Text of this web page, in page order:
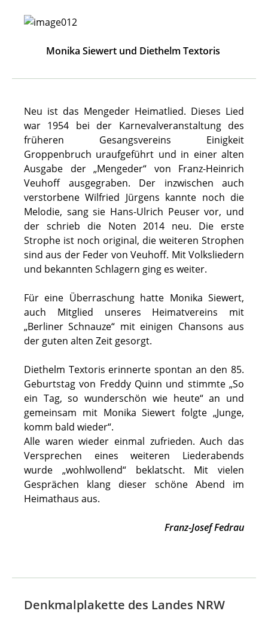
Monika Siewert und Diethelm Textoris
Neu ist das Mengeder Heimatlied. Dieses Lied
war 1954 bei der Karnevalveranstaltung des
früheren Gesangsvereins Einigkeit
Groppenbruch uraufgeführt und in einer alten
Ausgabe der „Mengeder“ von Franz-Heinrich
Veuhoff ausgegraben. Der inzwischen auch
verstorbene Wilfried Jürgens kannte noch die
Melodie, sang sie Hans-Ulrich Peuser vor, und
der schrieb die Noten 2014 neu. Die erste
Strophe ist noch original, die weiteren Strophen
sind aus der Feder von Veuhoff. Mit Volksliedern
und bekannten Schlagern ging es weiter.
Für eine Überraschung hatte Monika Siewert,
auch Mitglied unseres Heimatvereins mit
„Berliner Schnauze“ mit einigen Chansons aus
der guten alten Zeit gesorgt.
Diethelm Textoris erinnerte spontan an den 85.
Geburtstag von Freddy Quinn und stimmte „So
ein Tag, so wunderschön wie heute“ an und
gemeinsam mit Monika Siewert folgte „Junge,
komm bald wieder“.
Alle waren wieder einmal zufrieden. Auch das
Versprechen eines weiteren Liederabends
wurde „wohlwollend“ beklatscht. Mit vielen
Gesprächen klang dieser schöne Abend im
Heimathaus aus.
Franz-Josef Fedrau
Denkmalplakette des Landes NRW